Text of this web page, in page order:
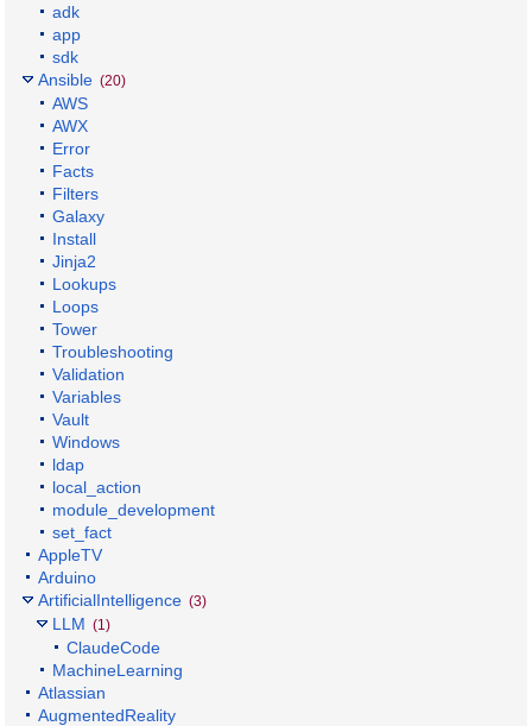
adk
app
sdk
Ansible (20)
AWS
AWX
Error
Facts
Filters
Galaxy
Install
Jinja2
Lookups
Loops
Tower
Troubleshooting
Validation
Variables
Vault
Windows
ldap
local_action
module_development
set_fact
AppleTV
Arduino
ArtificialIntelligence (3)
LLM (1)
ClaudeCode
MachineLearning
Atlassian
AugmentedReality